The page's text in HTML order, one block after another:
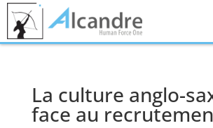
La culture anglo-
face au